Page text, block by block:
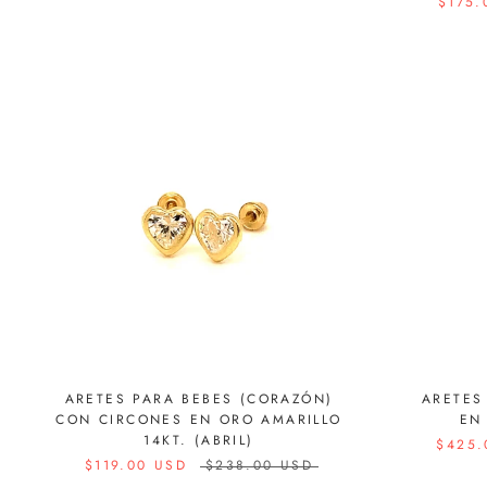
ARETES PARA BEBES (CORAZÓN)
CON CIRCONES EN ORO AMARILLO
14KT. (ABRIL)
$119.00 USD
$238.00 USD